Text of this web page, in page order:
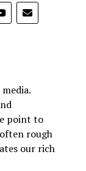
point to
rough
our rich